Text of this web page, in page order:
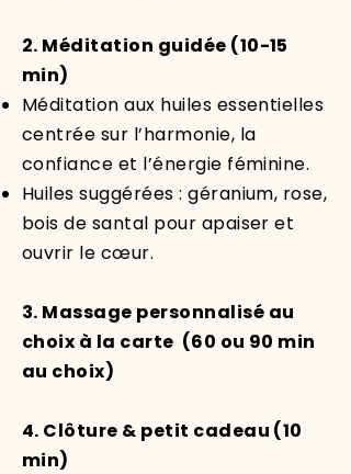
2. Méditation guidée (10-15
min)
Méditation aux huiles essentielles
centrée sur l’harmonie, la
confiance et l’énergie féminine.
Huiles suggérées : géranium, rose,
bois de santal pour apaiser et
ouvrir le cœur.
3. Massage personnalisé au
choix à la carte (60 ou 90 min
au choix)
4. Clôture & petit cadeau (10
min)